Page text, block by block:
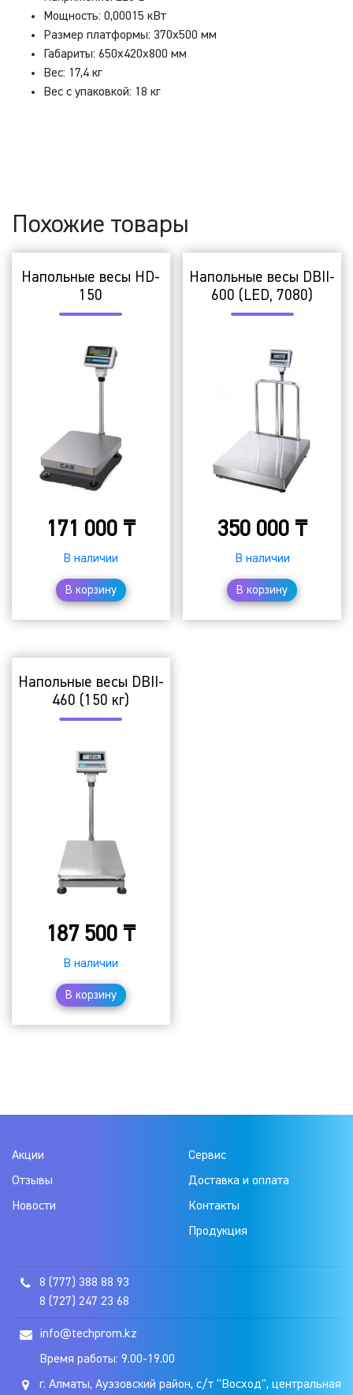
Мощность: 0,00015 кВт
Размер платформы: 370х500 мм
Габариты: 650x420x800 мм
Вес: 17,4 кг
Вес с упаковкой: 18 кг
Похожие товары
Напольные весы HD-
150
171 000 ₸
В наличии
В корзину
Напольные весы DBII-
600 (LED, 7080)
350 000 ₸
В наличии
В корзину
Напольные весы DBII-
460 (150 кг)
187 500 ₸
В наличии
В корзину
Акции
Отзывы
Новости
Сервис
Доставка и оплата
Контакты
Продукция
8 (777) 388 88 93
8 (727) 247 23 68
info@techprom.kz
Время работы: 9.00-19.00
г. Алматы, Ауэзовский район, с/т "Восход", центральная